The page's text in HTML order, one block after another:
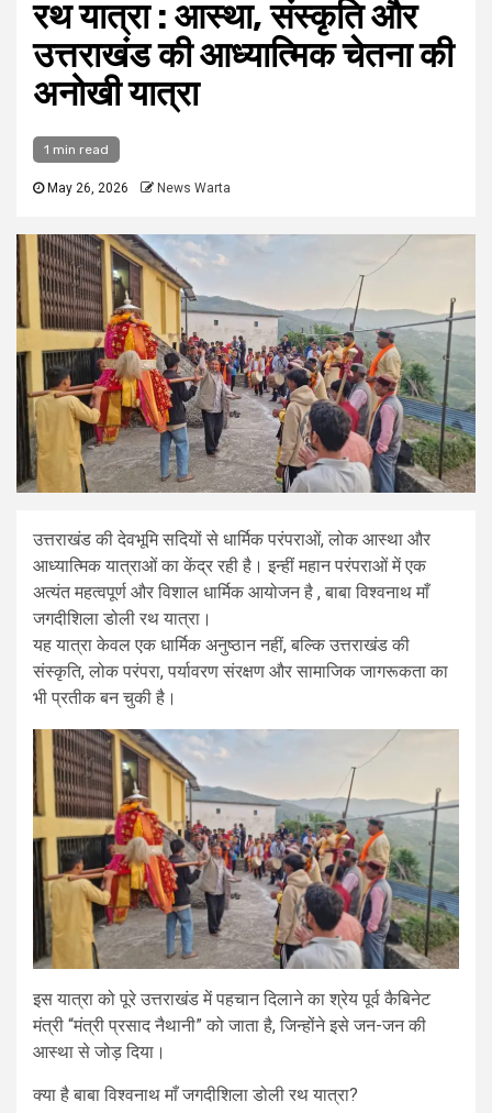
रथ यात्रा : आस्था, संस्कृति और
उत्तराखंड की आध्यात्मिक चेतना की
अनोखी यात्रा
1 min read
May 26, 2026 News Warta
उत्तराखंड की देवभूमि सदियों से धार्मिक परंपराओं, लोक आस्था और
आध्यात्मिक यात्राओं का केंद्र रही है। इन्हीं महान परंपराओं में एक
अत्यंत महत्वपूर्ण और विशाल धार्मिक आयोजन है , बाबा विश्वनाथ माँ
जगदीशिला डोली रथ यात्रा।
यह यात्रा केवल एक धार्मिक अनुष्ठान नहीं, बल्कि उत्तराखंड की
संस्कृति, लोक परंपरा, पर्यावरण संरक्षण और सामाजिक जागरूकता का
भी प्रतीक बन चुकी है।
इस यात्रा को पूरे उत्तराखंड में पहचान दिलाने का श्रेय पूर्व कैबिनेट
मंत्री “मंत्री प्रसाद नैथानी” को जाता है, जिन्होंने इसे जन-जन की
आस्था से जोड़ दिया।
क्या है बाबा विश्वनाथ माँ जगदीशिला डोली रथ यात्रा?